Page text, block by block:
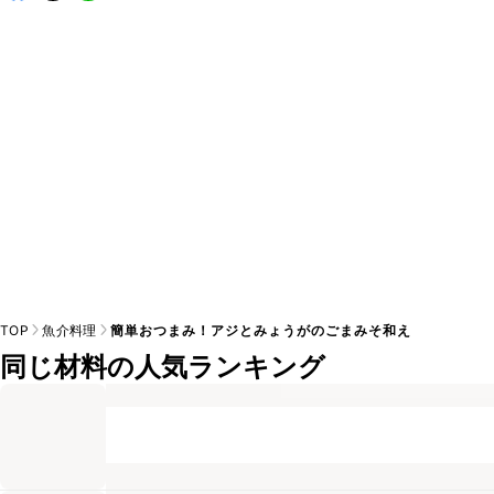
TOP 魚介料理 簡単おつまみ！アジとみょうがのごまみそ和え
同じ材料の人気ランキング